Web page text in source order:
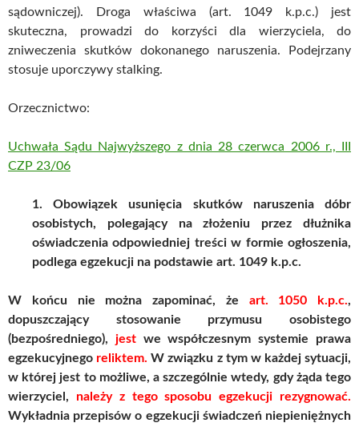
sądowniczej). Droga właściwa (art. 1049 k.p.c.) jest
skuteczna, prowadzi do korzyści dla wierzyciela, do
zniweczenia skutków dokonanego naruszenia. Podejrzany
stosuje uporczywy stalking.
Orzecznictwo:
Uchwała Sądu Najwyższego z dnia 28 czerwca 2006 r., III
CZP 23/06
1. Obowiązek usunięcia skutków naruszenia dóbr
osobistych, polegający na złożeniu przez dłużnika
oświadczenia odpowiedniej treści w formie ogłoszenia,
podlega egzekucji na podstawie art. 1049 k.p.c.
W końcu nie można zapominać, że art. 1050 k.p.c.,
dopuszczający stosowanie przymusu osobistego
(bezpośredniego), jestwe współczesnym systemie prawa
egzekucyjnego reliktem. W związku z tym w każdej sytuacji,
w której jest to możliwe, a szczególnie wtedy, gdy żąda tego
wierzyciel, należy z tego sposobu egzekucji rezygnować.
Wykładnia przepisów o egzekucji świadczeń niepieniężnych